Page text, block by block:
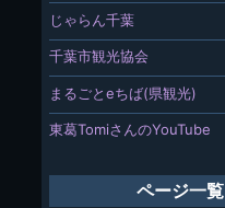
じゃらん千葉
千葉市観光協会
まるごとeちば(県観光)
東葛TomiさんのYouTube
ページ一覧